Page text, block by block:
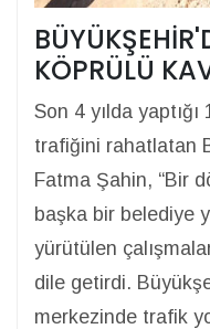
KÖPRÜLÜ
Son 4 yılda
trafiğini rahatlatan
Fatma Şahin, “Bir
başka bir belediye
yürütülen
dile getirdi.
merkezinde trafik